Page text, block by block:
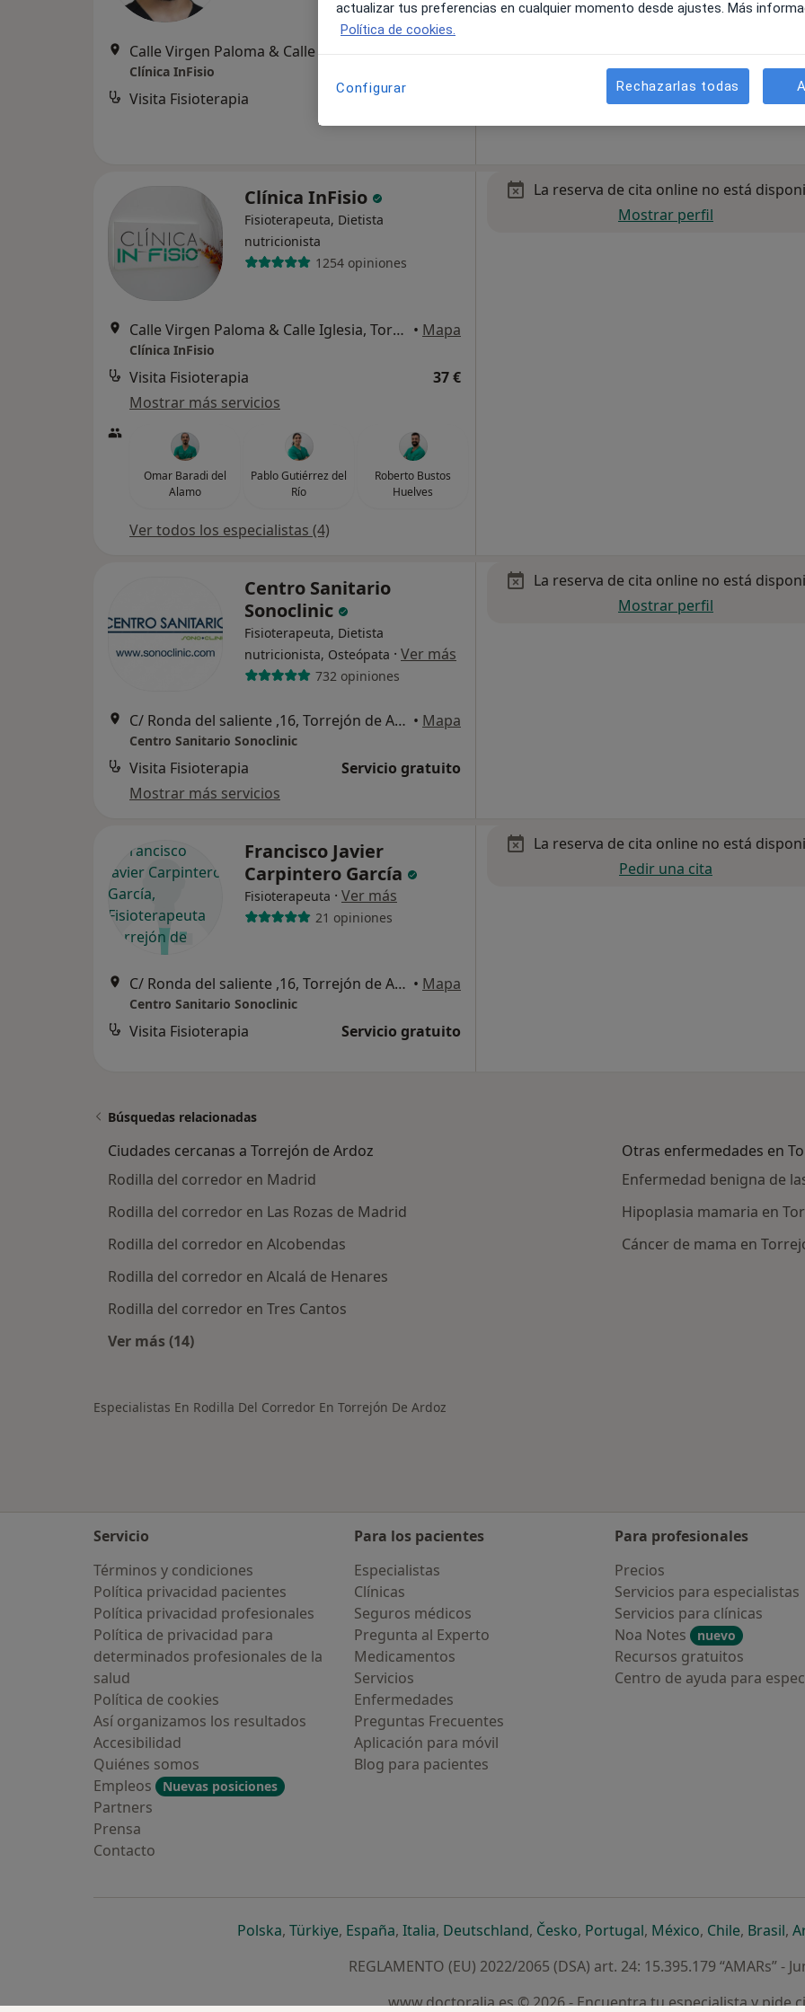
Clínica InFisio
Visita Fisioterapia
Clínica InFisio
Fisioterapeuta, Dietista
nutricionista
1254 opiniones
Calle Virgen Paloma & Calle Iglesia, Torrejón de Ardoz • Mapa
Clínica InFisio
Visita Fisioterapia
37 €
Mostrar más servicios
Omar Baradi del
Alamo
Pablo Gutiérrez del
Río
Roberto Bustos
Huelves
Ver todos los especialistas (4)
La reserva de cita online no está
Mostrar perfil
Centro Sanitario
Sonoclinic
Fisioterapeuta, Dietista
nutricionista, Osteópata · Ver más
732 opiniones
C/ Ronda del saliente ,16, Torrejón de Ardoz • Mapa
Centro Sanitario Sonoclinic
Visita Fisioterapia
Servicio gratuito
Mostrar más servicios
La reserva de cita online no está
Mostrar perfil
Francisco Javier
Carpintero García
Fisioterapeuta · Ver más
21 opiniones
C/ Ronda del saliente ,16, Torrejón de Ardoz • Mapa
Centro Sanitario Sonoclinic
Visita Fisioterapia Servicio gratuito
La reserva de cita online no está
Pedir una cita
Búsquedas relacionadas
Ciudades cercanas a Torrejón de Ardoz
Rodilla del corredor en Madrid
Rodilla del corredor en Las Rozas de Madrid
Rodilla del corredor en Alcobendas
Rodilla del corredor en Alcalá de Henares
Rodilla del corredor en Tres Cantos
Ver más (14)
Otras enfermedades en
Enfermedad benigna de
Hipoplasia mamaria en
Cáncer de mama en
Especialistas En Rodilla Del Corredor En Torrejón De Ardoz
Servicio
Términos y condiciones
Política privacidad pacientes
Política privacidad profesionales
Política de privacidad para
determinados profesionales de la
salud
Política de cookies
Así organizamos los resultados
Accesibilidad
Quiénes somos
Empleos
Nuevas posiciones
Partners
Prensa
Contacto
Para los pacientes
Especialistas
Clínicas
Seguros médicos
Pregunta al Experto
Medicamentos
Servicios
Enfermedades
Preguntas Frecuentes
Aplicación para móvil
Blog para pacientes
Para profesionales
Precios
Servicios para especialistas
Servicios para clínicas
Noa Notes
nuevo
Recursos gratuitos
Centro de ayuda para
Polskase abre en una nueva pestaña
, Türkiyese abre en una nueva pestaña
, Españase abre en una nueva pestaña
, Italiase abre en una nueva pestaña
, Deutschlandse abre en una nueva pestaña
, Českose abre en una nueva pestaña
, Portugalse abre en una nueva
, Méxicose abre en una
, Chilese abre
, Brasilse
,
REGLAMENTO (EU) 2022/2065 (DSA) art. 24: 15.395.179 “AMARs” -
www.doctoralia.es © 2026 - Encuentra tu especialista y pide
actualizar tus preferencias en cualquier momento desde ajustes. Más
Política de cookies.
Configurar Rechazarlas todas